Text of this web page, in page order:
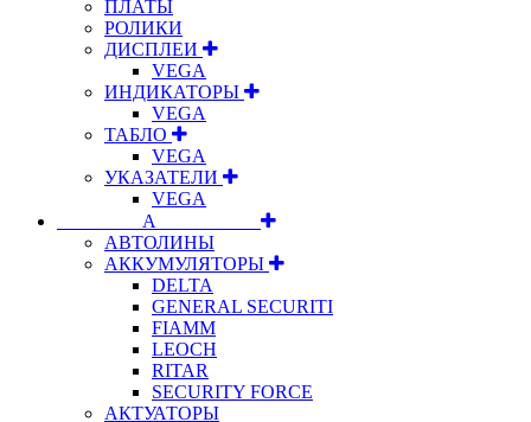
ПЛАТЫ
РОЛИКИ
ДИСПЛЕИ
VEGA
ИНДИКАТОРЫ
VEGA
ТАБЛО
VEGA
УКАЗАТЕЛИ
VEGA
⠀⠀⠀⠀⠀⠀А⠀⠀⠀⠀⠀⠀⠀
АВТОЛИНЫ
АККУМУЛЯТОРЫ
DELTA
GENERAL SECURITI
FIAMM
LEOCH
RITAR
SECURITY FORCE
АКТУАТОРЫ